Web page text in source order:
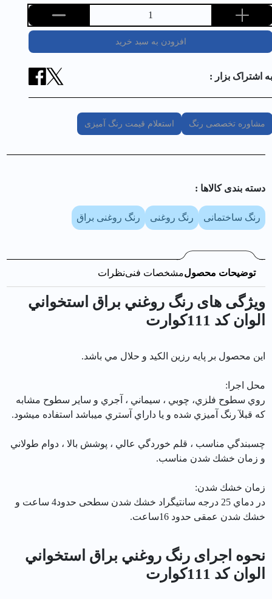
1
افزودن به سبد خرید
به اشتراک بزار :
مشاوره تخصصی رنگ استعلام قیمت رنگ آمیزی
دسته بندی کالا‌ها :
رنگ ساختمانی رنگ روغنی رنگ روغنی براق
توضیحات محصولمشخصات فنینظرات
ویژگی های رنگ روغني براق استخواني
الوان کد 111كوارت
اين محصول بر پايه رزين الكيد و حلال مي باشد.
محل اجرا:
روي سطوح فلزي، چوبي ، سيماني ، آجري و ساير سطوح مشابه
كه قبلآ رنگ آميزي شده و يا داراي آستري ميباشد استفاده ميشود.
چسبندگي مناسب ، قلم خوردگي عالي ، پوشش بالا ، دوام طولاني
و زمان خشك شدن مناسب.
زمان خشك شدن:
در دماي 25 درجه سانتيگراد خشك شدن سطحی حدود4 ساعت و
خشك شدن عمقی حدود 16ساعت.
نحوه اجرای رنگ روغني براق استخواني
الوان کد 111كوارت